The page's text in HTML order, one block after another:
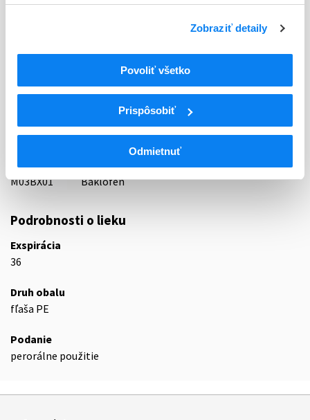
Zobraziť detaily
Povoliť všetko
Prispôsobiť
Odmietnuť
Držiteľ, krajina
Pharmaceuticals Works Polpharma S.A., Poľsko
Indikačná skupina
Muskuloskeletálny systém
M03
Myorelaxanciá
Centrálne pôsobiace myorelaxanciá
M03BX
Iné centrálne pôsobiace myorelaxanciá
M03BX01
Baklofén
Podrobnosti o lieku
Exspirácia
36
Druh obalu
fľaša PE
Podanie
perorálne použitie